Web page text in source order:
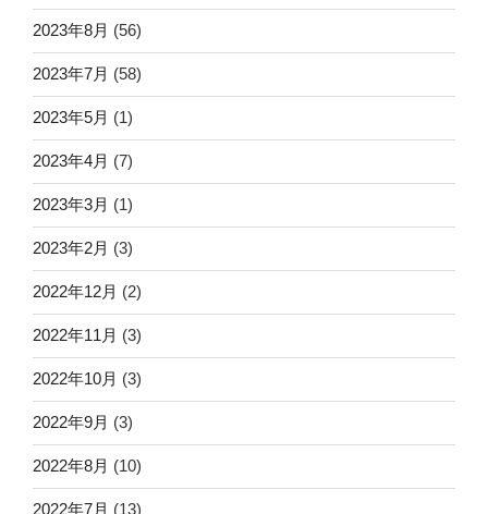
2023年8月 (56)
2023年7月 (58)
2023年5月 (1)
2023年4月 (7)
2023年3月 (1)
2023年2月 (3)
2022年12月 (2)
2022年11月 (3)
2022年10月 (3)
2022年9月 (3)
2022年8月 (10)
2022年7月 (13)